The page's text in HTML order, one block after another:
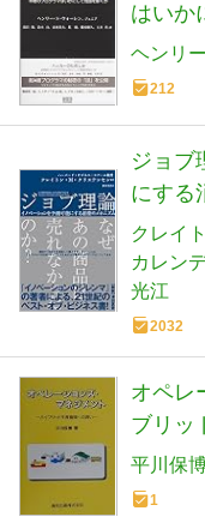
はいか
ヘンリ
212
ジョブ
にする
ンズ・
クレイ
カレン
光江
2032
オペレ
ブリッ
平川保
1